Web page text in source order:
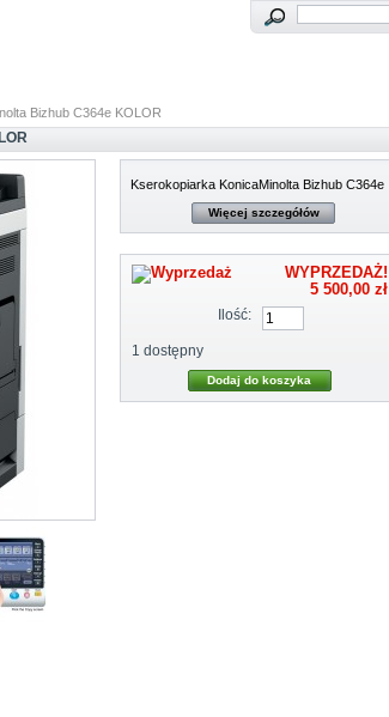
Bizhub C364e KOLOR
Kserokopiarka KonicaMinolta Bizhub C364e
Więcej szczegółów
WYPRZEDAŻ!
5 500,00 zł
Ilość:
1 dostępny